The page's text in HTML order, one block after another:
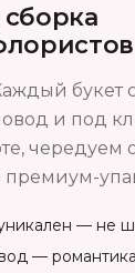
букет
и под
чередуем
премиум-
— не
—